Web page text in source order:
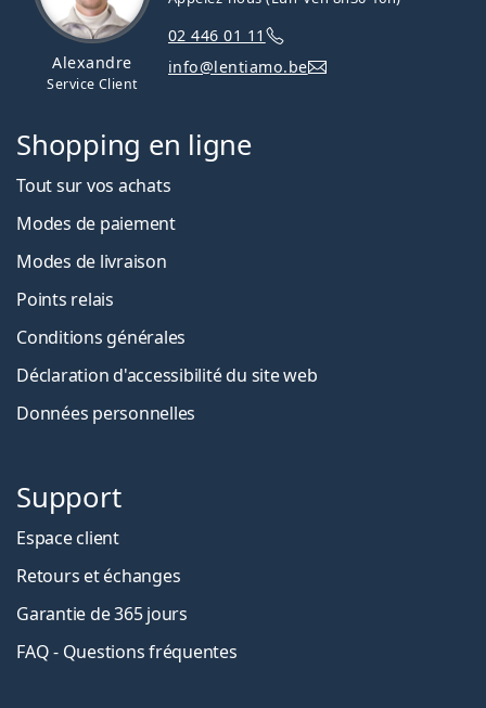
Alexandre
Service Client
02 446 01 11
info@lentiamo.be
Shopping en ligne
Tout sur vos achats
Modes de paiement
Modes de livraison
Points relais
Conditions générales
Déclaration d'accessibilité du site web
Données personnelles
Support
Espace client
Retours et échanges
Garantie de 365 jours
FAQ - Questions fréquentes